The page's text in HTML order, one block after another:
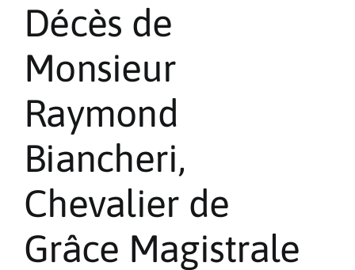
Décès de
Monsieur
Raymond
Biancheri,
Chevalier de
Grâce Magistrale